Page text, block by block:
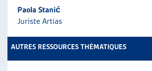
Paola Stanić
Juriste Artias
AUTRES RESSOURCES THÉMATIQUES